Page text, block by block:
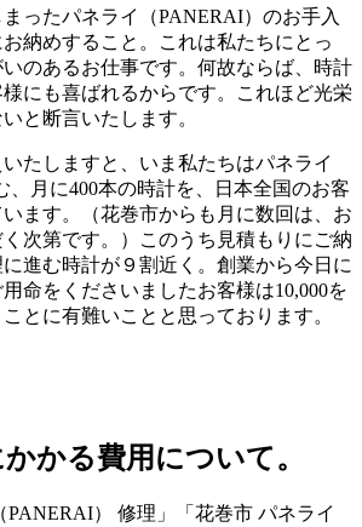
ったパネライ（PANERAI）のお手入
納めすること。これは私たちにとっ
のあるお仕事です。何故ならば、時計
にも喜ばれるからです。これほど光栄
と断言いたします。
たしますと、いま私たちはパネライ
、月に400本の時計を、日本全国のお客
ます。（花巻市からも月に数回は、お
次第です。）このうち見積もりにご納
進む時計が９割近く。創業から今日に
命をくださいましたお客様は10,000を
とに有難いことと思っております。
かる費用について。
PANERAI） 修理」「花巻市 パネライ